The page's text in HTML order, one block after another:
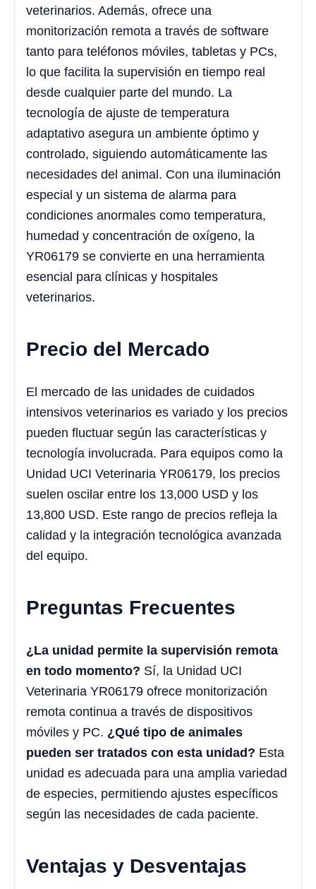
veterinarios. Además, ofrece una
monitorización remota a través de software
tanto para teléfonos móviles, tabletas y PCs,
lo que facilita la supervisión en tiempo real
desde cualquier parte del mundo. La
tecnología de ajuste de temperatura
adaptativo asegura un ambiente óptimo y
controlado, siguiendo automáticamente las
necesidades del animal. Con una iluminación
especial y un sistema de alarma para
condiciones anormales como temperatura,
humedad y concentración de oxígeno, la
YR06179 se convierte en una herramienta
esencial para clínicas y hospitales
veterinarios.
Precio del Mercado
El mercado de las unidades de cuidados
intensivos veterinarios es variado y los precios
pueden fluctuar según las características y
tecnología involucrada. Para equipos como la
Unidad UCI Veterinaria YR06179, los precios
suelen oscilar entre los 13,000 USD y los
13,800 USD. Este rango de precios refleja la
calidad y la integración tecnológica avanzada
del equipo.
Preguntas Frecuentes
¿La unidad permite la supervisión remota
en todo momento? Sí, la Unidad UCI
Veterinaria YR06179 ofrece monitorización
remota continua a través de dispositivos
móviles y PC. ¿Qué tipo de animales
pueden ser tratados con esta unidad? Esta
unidad es adecuada para una amplia variedad
de especies, permitiendo ajustes específicos
según las necesidades de cada paciente.
Ventajas y Desventajas